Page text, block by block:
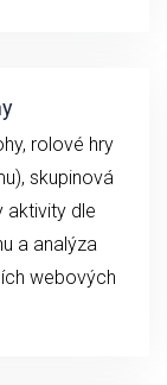
rolové hry
skupinová
aktivity dle
a analýza
webových